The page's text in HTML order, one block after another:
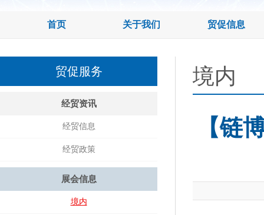
首页 关于我们 贸促信息
贸促服务
经贸资讯
经贸信息
经贸政策
展会信息
境内
境内
【链